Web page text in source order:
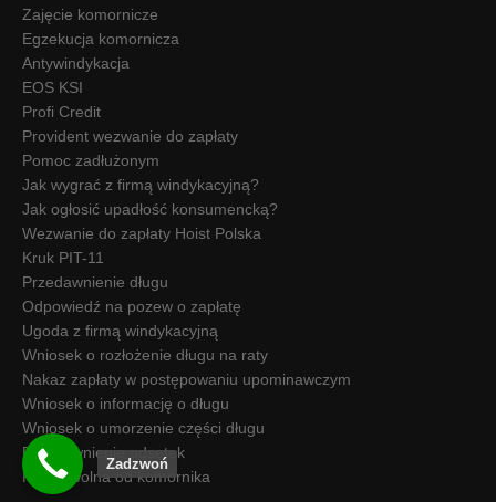
Zajęcie komornicze
Egzekucja komornicza
Antywindykacja
EOS KSI
Profi Credit
Provident wezwanie do zapłaty
Pomoc zadłużonym
Jak wygrać z firmą windykacyjną?
Jak ogłosić upadłość konsumencką?
Wezwanie do zapłaty Hoist Polska
Kruk PIT-11
Przedawnienie długu
Odpowiedź na pozew o zapłatę
Ugoda z firmą windykacyjną
Wniosek o rozłożenie długu na raty
Nakaz zapłaty w postępowaniu upominawczym
Wniosek o informację o długu
Wniosek o umorzenie części długu
Przedawnienie odsetek
Kwota wolna od komornika
Zadzwoń